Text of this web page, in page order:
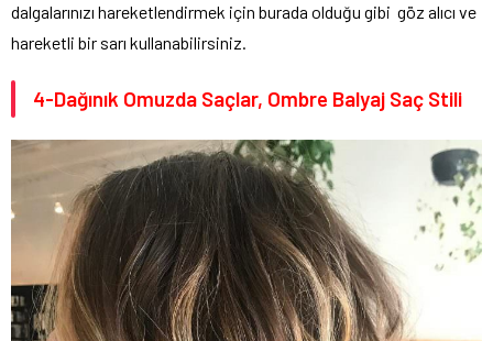
dalgalarınızı hareketlendirmek için burada olduğu gibi göz alıcı ve
hareketli bir sarı kullanabilirsiniz.
4-Dağınık Omuzda Saçlar, Ombre Balyaj Saç Stili